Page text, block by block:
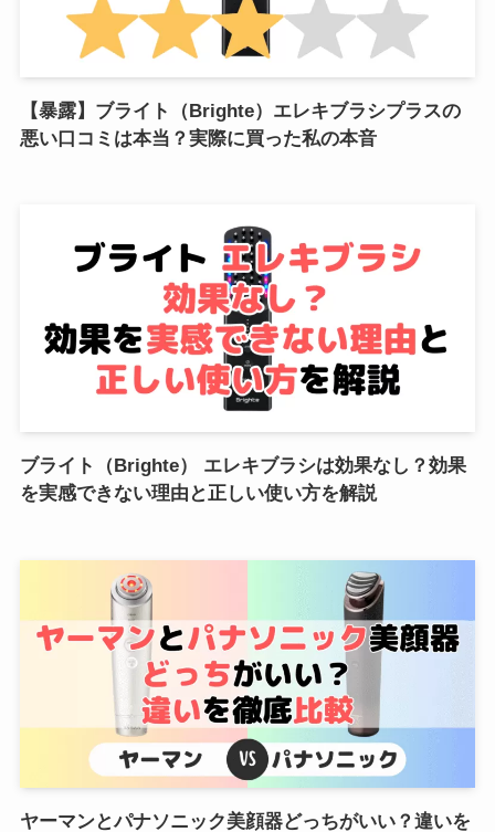
【暴露】ブライト（Brighte）エレキブラシプラスの
悪い口コミは本当？実際に買った私の本音
ブライト（Brighte） エレキブラシは効果なし？効果
を実感できない理由と正しい使い方を解説
ヤーマンとパナソニック美顔器どっちがいい？違いを